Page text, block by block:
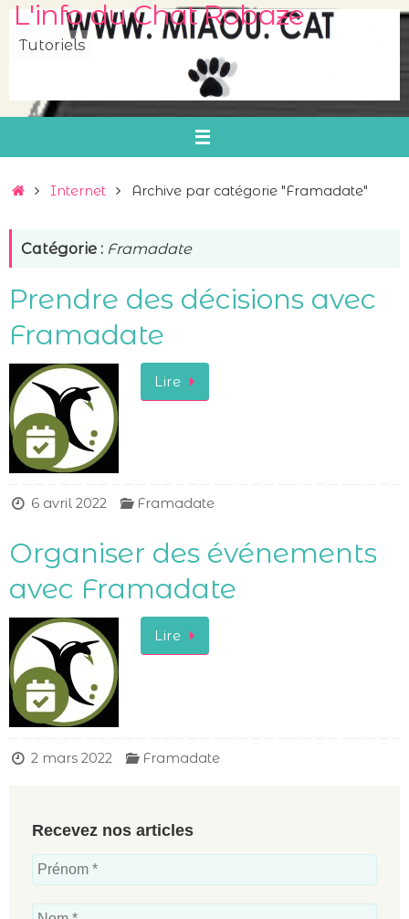
Passer
au
L'info du Chat Robaze
Tutoriels
Accueil
Internet Archive par catégorie "Framadate"
Catégorie : Framadate
Prendre des décisions avec
Framadate
Lire
6 avril 2022 Framadate
Organiser des événements
avec Framadate
Lire
2 mars 2022 Framadate
Recevez nos articles